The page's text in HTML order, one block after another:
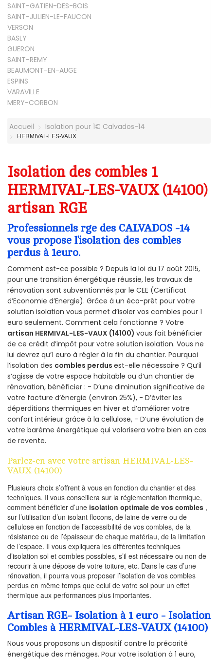
SAINT-GATIEN-DES-BOIS
SAINT-JULIEN-LE-FAUCON
VERSON
BASLY
GUERON
SAINT-REMY
BEAUMONT-EN-AUGE
ESPINS
VARAVILLE
MERY-CORBON
Accueil Isolation pour 1€ Calvados-14
HERMIVAL-LES-VAUX
Isolation des combles 1
HERMIVAL-LES-VAUX (14100)
artisan RGE
Professionnels rge des CALVADOS -14
vous propose l’isolation des combles
perdus à 1euro.
Comment est-ce possible ? Depuis la loi du 17 août 2015,
pour une transition énergétique réussie, les travaux de
rénovation sont subventionnés par le CEE (Certificat
d’Economie d’Energie). Grâce à un éco-prêt pour votre
solution isolation vous permet d’isoler vos combles pour 1
euro seulement. Comment cela fonctionne ? Votre
artisan HERMIVAL-LES-VAUX (14100) vous fait bénéficier
de ce crédit d’impôt pour votre solution isolation. Vous ne
lui devrez qu’1 euro à régler à la fin du chantier. Pourquoi
l’isolation des combles perdus est-elle nécessaire ? Qu’il
s’agisse de votre espace habitable ou d’un chantier de
rénovation, bénéficier : - D’une diminution significative de
votre facture d’énergie (environ 25%), - D’éviter les
déperditions thermiques en hiver et d’améliorer votre
confort intérieur grâce à la cellulose, - D’une évolution de
votre barème énergétique qui valorisera votre bien en cas
de revente.
Parlez-en avec votre artisan HERMIVAL-LES-
VAUX (14100)
Plusieurs choix s’offrent à vous en fonction du chantier et des
techniques. Il vous conseillera sur la réglementation thermique,
comment bénéficier d’une isolation optimale de vos combles ,
sur l’utilisation d’un isolant flocons, de laine de verre ou de
cellulose en fonction de l’accessibilité de vos combles, de la
résistance ou de l’épaisseur de chaque matériau, de la limitation
de l’espace. Il vous expliquera les différentes techniques
d’isolation sol et combles possibles, s’il est nécessaire ou non de
recourir à une dépose de votre toiture, etc. Dans le cas d’une
rénovation, il pourra vous proposer l’isolation de vos combles
perdus en même temps que celui de votre sol pour un effet
thermique aux performances plus importantes.
Artisan RGE- Isolation à 1 euro - Isolation
Combles à HERMIVAL-LES-VAUX (14100)
Nous vous proposons un dispositif contre la précarité
énergétique des ménages. Pour votre isolation à 1 euro,